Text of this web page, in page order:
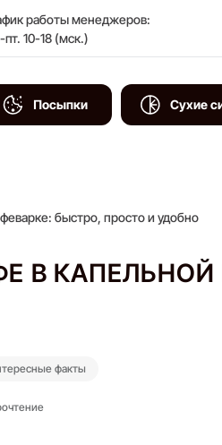
работы менеджеров:
пт. 10-18 (мск.)
Посыпки Сухие
быстро, просто и удобно
В
факты